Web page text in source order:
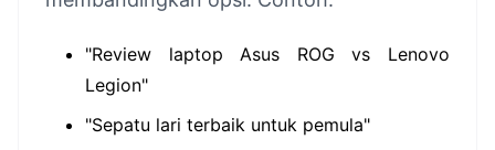
"Review laptop Asus ROG vs Lenovo
Legion"
"Sepatu lari terbaik untuk pemula"